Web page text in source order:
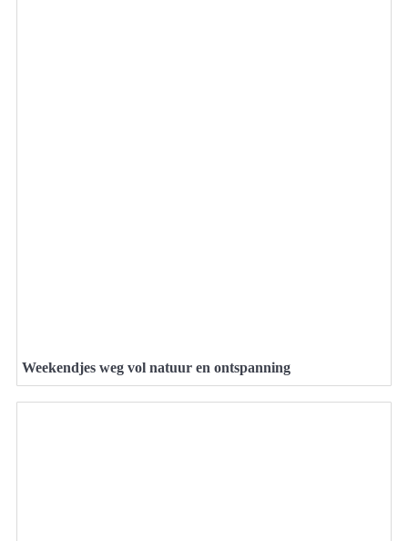
Weekendjes weg vol natuur en ontspanning